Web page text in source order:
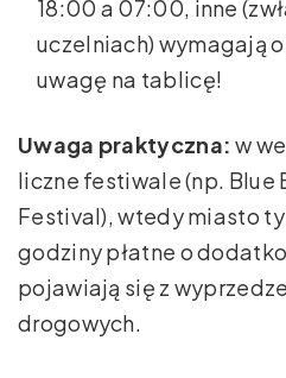
18:00 a 07:00, inne
uczelniach) wymagają
uwagę na tablicę!
Uwaga praktyczna: w
liczne festiwale (np. Blue
Festival), wtedy miasto
godziny płatne o
pojawiają się z
drogowych.